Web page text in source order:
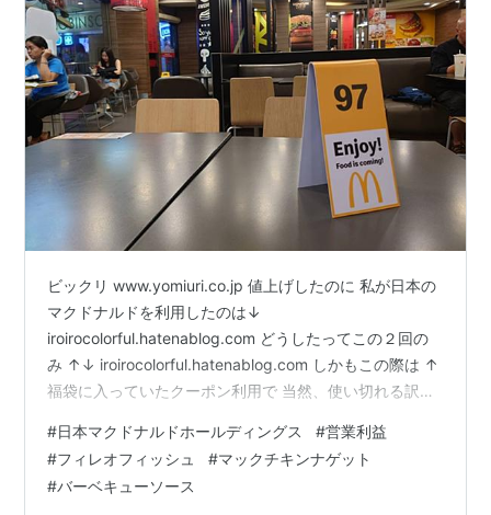
ビックリ www.yomiuri.co.jp 値上げしたのに 私が日本の
マクドナルドを利用したのは↓
iroirocolorful.hatenablog.com どうしたってこの２回の
み ↑↓ iroirocolorful.hatenablog.com しかもこの際は ↑
福袋に入っていたクーポン利用で 当然、使い切れる訳も
マクドナルドは値上げしたとは言え、海外と比べてみれ
ばまだまだ優しいです iroirocolorful.hatenablog.com
iroirocolorful.hatenablog.com iroirocolorful…
#日本マクドナルドホールディングス #営業利益
#フィレオフィッシュ #マックチキンナゲット
#バーベキューソース